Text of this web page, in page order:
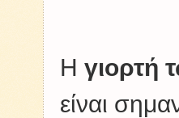
Η γιορτή
είναι